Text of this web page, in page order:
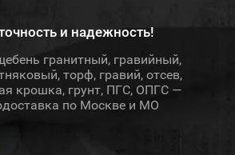
и надежность!
гранитный, гравийный,
торф, гравий, отсев,
крошка, грунт, ПГС, ОПГС —
по Москве и МО